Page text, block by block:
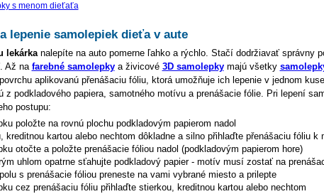
s menom dieťaťa
lepenie samolepiek dieťa v aute
lekárkanalepíte na auto pomerne ľahko a rýchlo. Stačí dodržiavať správny
Až na farebné samolepkya živicové 3D samolepkymajú všetky
aplikovanú přenášaciu fóliu, ktorá umožňuje ich lepenie v jednom
z podkladového papiera, samotného motívu a prenášacie fólie. Pri lepení
postupu:
položte na rovnú plochu podkladovým papierom nadol
kreditnou kartou alebo nechtom dôkladne a silno přihlaďte přenášaciu fóliu k
otočte a položte prenášacie fóliou nadol (podkladovým papierom hore)
uhlom opatrne sťahujte podkladový papier - motív musí zostať na
s prenášacie fóliou preneste na vami vybrané miesto a prilepte
cez prenášaciu fóliu přihlaďte stierkou, kreditnou kartou alebo nechtom